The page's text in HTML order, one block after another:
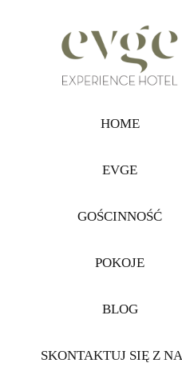
HOME
EVGE
GOŚCINNOŚĆ
POKOJE
BLOG
SKONTAKTUJ SIĘ Z